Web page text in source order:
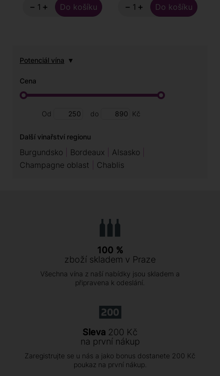
− + − +
Potenciál vína
Cena
Od do Kč
Další vinařství regionu
Burgundsko Bordeaux
Alsasko
Champagne oblast
Chablis
100 %
zboží skladem v Praze
Všechna vína z naší nabídky jsou skladem a
připravena k odeslání.
Sleva 200 Kč
na první nákup
Zaregistrujte se u nás a jako bonus dostanete 200 Kč
poukaz na první nákup.